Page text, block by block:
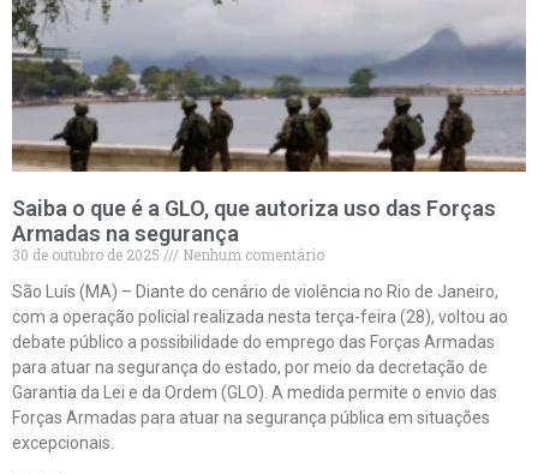
Saiba o que é a GLO, que autoriza uso das Forças
Armadas na segurança
30 de outubro de 2025
Nenhum comentário
São Luís (MA) – Diante do cenário de violência no Rio de Janeiro,
com a operação policial realizada nesta terça-feira (28), voltou ao
debate público a possibilidade do emprego das Forças Armadas
para atuar na segurança do estado, por meio da decretação de
Garantia da Lei e da Ordem (GLO). A medida permite o envio das
Forças Armadas para atuar na segurança pública em situações
excepcionais.